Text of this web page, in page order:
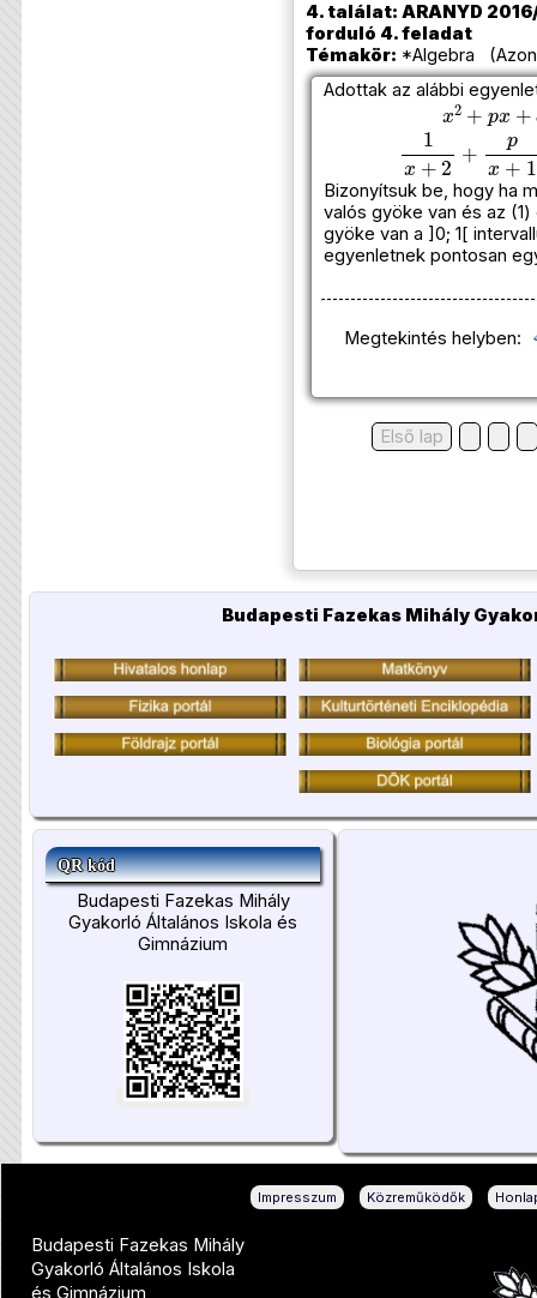
4. találat: ARANYD
forduló 4. feladat
Témakör: *Algebra
Adottak az alábbi
x2 +px+q
+2 +q
Bizonyítsuk be, hogy ha
valós gyöke van és az
gyöke van a ]0; 1[
egyenletnek pontosan
Megtekintés helyben:
Első lap
Budapesti Fazekas Mihály
QR kód
Budapesti Fazekas Mihály
Gyakorló Általános Iskola és
Gimnázium
Impresszum Közreműködők
Budapesti Fazekas Mihály
Gyakorló Általános Iskola
és Gimnázium